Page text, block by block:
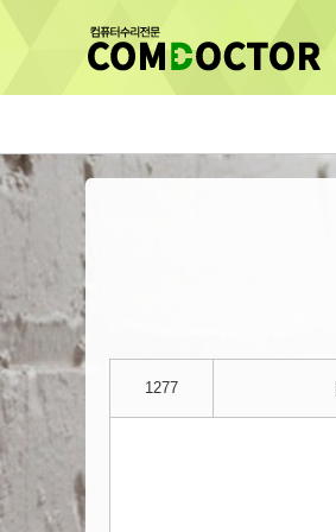
1277